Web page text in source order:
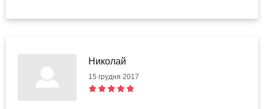
Николай
15 грудня 2017